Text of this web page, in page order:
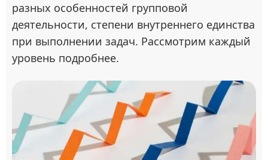
разных особенностей групповой
деятельности, степени внутреннего единства
при выполнении задач. Рассмотрим каждый
уровень подробнее.